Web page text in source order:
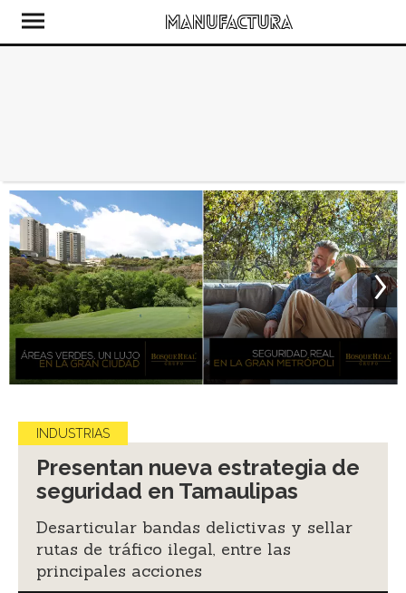
INDUSTRIAS
Presentan nueva estrategia de
seguridad en Tamaulipas
Desarticular bandas delictivas y sellar
rutas de tráfico ilegal, entre las
principales acciones